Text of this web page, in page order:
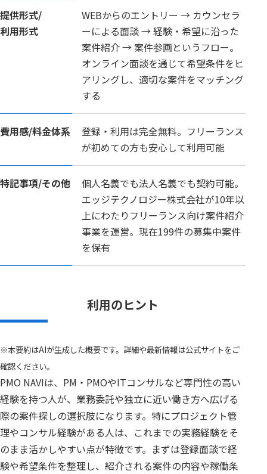
提供形式/
利用形式
WEBからのエントリー → カウンセラ
ーによる面談 → 経験・希望に沿った
案件紹介 → 案件参画というフロー。
オンライン面談を通じて希望条件をヒ
アリングし、適切な案件をマッチング
する
費用感/料金体系
登録・利用は完全無料。フリーランス
が初めての方も安心して利用可能
特記事項/その他
個人名義でも法人名義でも契約可能。
エッジテクノロジー株式会社が10年以
上にわたりフリーランス向け案件紹介
事業を運営。現在199件の募集中案件
を保有
利用のヒント
※本要約はAIが生成した概要です。詳細や最新情報は公式サイトをご
確認ください。
PMO NAVIは、PM・PMOやITコンサルなど専門性の高い
経験を持つ人が、業務委託や独立に近い働き方へ広げる
際の案件探しの選択肢になります。特にプロジェクト管
理やコンサル経験がある人は、これまでの実務経験をそ
のまま活かしやすい点が特徴です。まずは登録面談で経
験や希望条件を整理し、紹介される案件の内容や稼働条